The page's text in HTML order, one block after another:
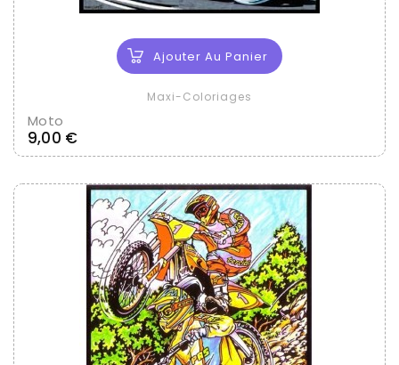
Ajouter Au Panier
Maxi-Coloriages
Moto
9,00 €Prix